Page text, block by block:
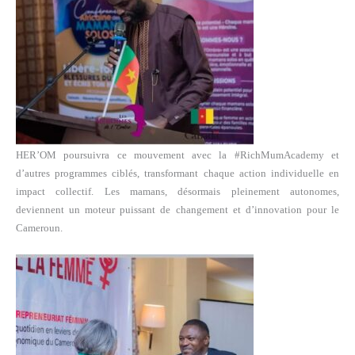
HER’OM poursuivra ce mouvement avec la #RichMumAcademy et
d’autres programmes ciblés, transformant chaque action individuelle en
impact collectif. Les mamans, désormais pleinement autonomes,
deviennent un moteur puissant de changement et d’innovation pour le
Cameroun.